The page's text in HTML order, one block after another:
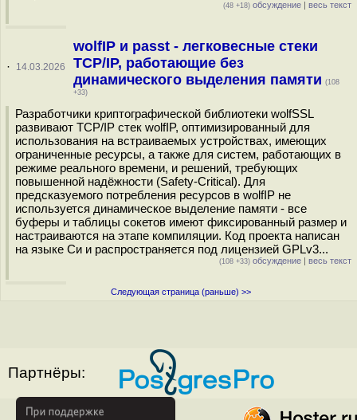
(48 +18) обсуждение | весь текст
· 14.03.2026
wolfIP и passt - легковесные стеки
TCP/IP, работающие без
динамического выделения памяти (108
+33)
Разработчики криптографической библиотеки wolfSSL
развивают TCP/IP стек wolfIP, оптимизированный для
использования на встраиваемых устройствах, имеющих
ограниченные ресурсы, а также для систем, работающих в
режиме реального времени, и решений, требующих
повышенной надёжности (Safety-Critical). Для
предсказуемого потребления ресурсов в wolfIP не
используется динамическое выделение памяти - все
буферы и таблицы сокетов имеют фиксированный размер и
настраиваются на этапе компиляции. Код проекта написан
на языке Си и распространяется под лицензией GPLv3...
(108 +33) обсуждение | весь текст
Следующая страница (раньше) >>
Партнёры: